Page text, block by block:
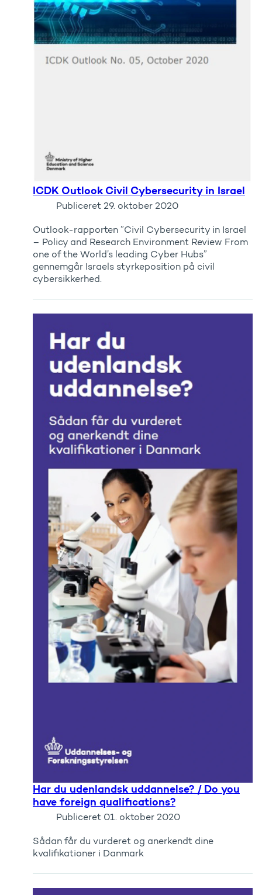
ICDK Outlook Civil Cybersecurity in Israel
Publiceret 29. oktober 2020
Outlook-rapporten ”Civil Cybersecurity in Israel
– Policy and Research Environment Review From
one of the World’s leading Cyber Hubs”
gennemgår Israels styrkeposition på civil
cybersikkerhed.
Har du udenlandsk uddannelse? / Do you
have foreign qualifications?
Publiceret 01. oktober 2020
Sådan får du vurderet og anerkendt dine
kvalifikationer i Danmark